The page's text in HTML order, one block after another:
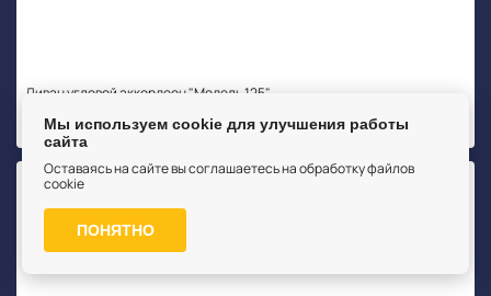
Диван угловой аккордеон "Модель 125"
от 55 990
Мы используем cookie для улучшения работы
сайта
Оставаясь на сайте вы соглашаетесь на обработку файлов
cookie
ПОНЯТНО